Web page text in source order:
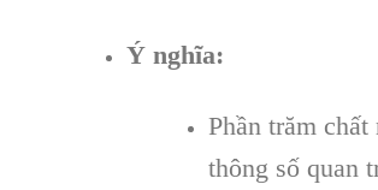
Ý nghĩa:
Phần trăm
thông số quan